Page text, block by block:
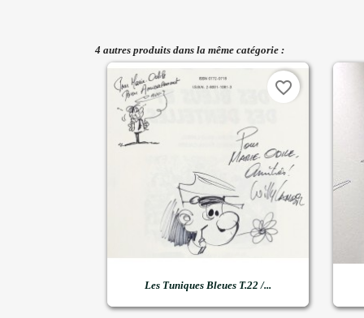
4 autres produits dans la même catégorie :
 Aperçu rapide
Les Tuniques Bleues T.22 /...
favorite_border